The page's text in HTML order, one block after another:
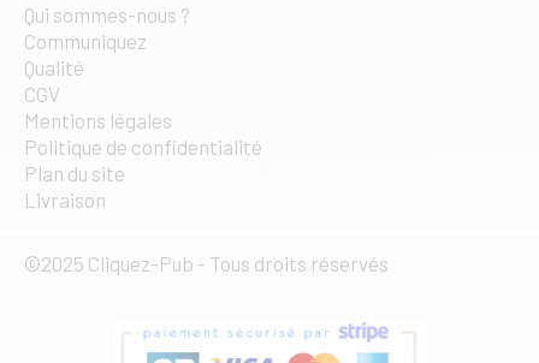
Qui sommes-nous ?
Communiquez
Qualité
CGV
Mentions légales
Politique de confidentialité
Plan du site
Livraison
©2025 Cliquez-Pub - Tous droits réservés